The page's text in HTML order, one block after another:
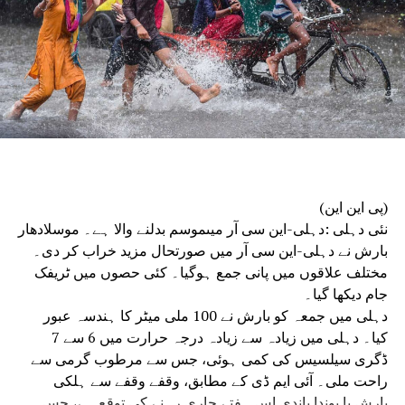
بنانے کے لیے ایک بین ریاستی رابطہ میٹنگ کی۔دہلی پولیس
کمشنر انوراگ کمار کی صدارت میں منعقدہ میٹنگ میں ہریانہ،
پنجاب، اتر پردیش، مدھیہ پردیش، ہماچل پردیش، جھارکھنڈ،
اتراکھنڈ، بہار، راجستھان، جموں و کشمیر اور چندی گڑھ کے
سینئر پولیس افسران نے شرکت کی۔
دہلی پولیس ہیڈکوارٹر میں منعقدہ میٹنگ میں مرکزی انٹیلی
تقریبات کو ہموار اور واقعات سے پاک کرنے کو یقینی بنانے پر
زور دیا گیا۔
(پی این این)
نئی دہلی :دہلی-این سی آر میںموسم بدلنے والا ہے۔ موسلادھار
بارش نے دہلی-این سی آر میں صورتحال مزید خراب کر دی۔
مختلف علاقوں میں پانی جمع ہوگیا۔ کئی حصوں میں ٹریفک
جام دیکھا گیا۔
دہلی میں جمعہ کو بارش نے 100 ملی میٹر کا ہندسہ عبور
کیا۔ دہلی میں زیادہ سے زیادہ درجہ حرارت میں 6 سے 7
ڈگری سیلسیس کی کمی ہوئی، جس سے مرطوب گرمی سے
راحت ملی۔ آئی ایم ڈی کے مطابق، وقفے وقفے سے ہلکی